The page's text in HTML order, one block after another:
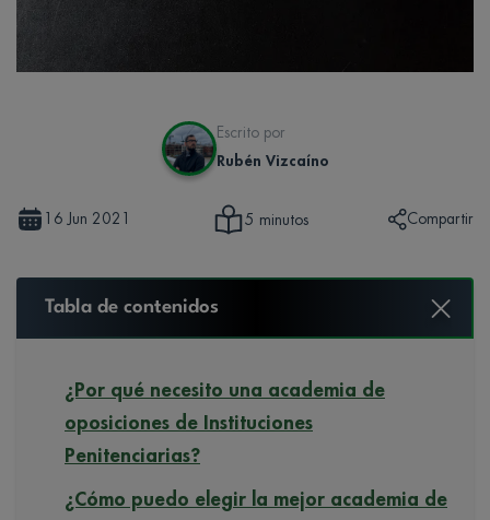
Escrito por
Rubén Vizcaíno
16 Jun 2021 5 minutos Compartir
Tabla de contenidos
¿Por qué necesito una academia de
oposiciones de Instituciones
Penitenciarias?
¿Cómo puedo elegir la mejor academia de